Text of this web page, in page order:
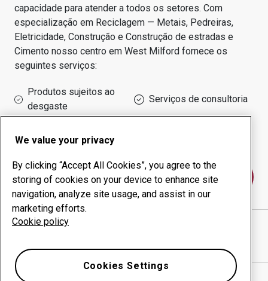
capacidade para atender a todos os setores. Com
especialização em Reciclagem — Metais, Pedreiras,
Eletricidade, Construção e Construção de estradas e
Cimento nosso centro em West Milford fornece os
seguintes serviços:
Produtos sujeitos ao
desgaste
Serviços de consultoria
de funcionamento
Fale conosco
CUT WRIGHT LLC
We value your privacy
By clicking “Accept All Cookies”, you agree to the
storing of cookies on your device to enhance site
navigation, analyze site usage, and assist in our
marketing efforts.
Cookie policy
Cookies Settings